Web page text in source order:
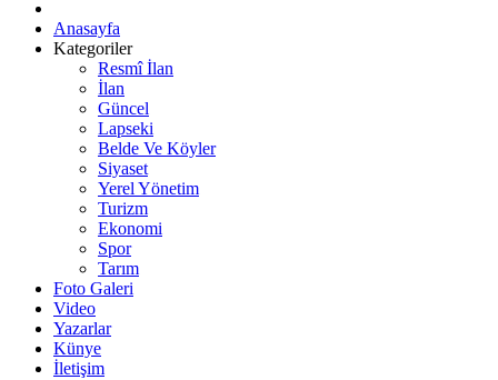
Anasayfa
Kategoriler
Resmî İlan
İlan
Güncel
Lapseki
Belde Ve Köyler
Siyaset
Yerel Yönetim
Turizm
Ekonomi
Spor
Tarım
Foto Galeri
Video
Yazarlar
Künye
İletişim